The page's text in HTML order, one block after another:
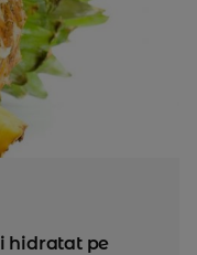
hidratat pe